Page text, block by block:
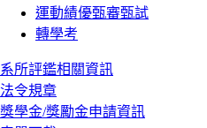
運動績優甄審甄試
轉學考
系所評鑑相關資訊
法令規章
獎學金/獎勵金申請資訊